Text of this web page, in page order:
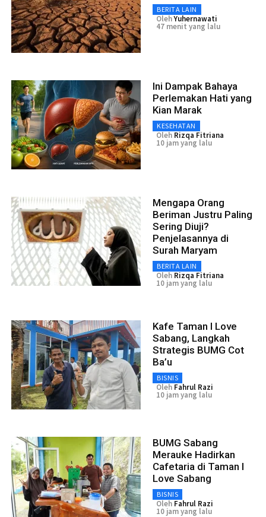
BERITA LAIN
OlehYuhernawati
47 menit yang lalu
Ini Dampak Bahaya
Perlemakan Hati yang
Kian Marak
KESEHATAN
Oleh Rizqa Fitriana
10 jam yang lalu
Mengapa Orang
Beriman Justru Paling
Sering Diuji?
Penjelasannya di
Surah Maryam
BERITA LAIN
Oleh Rizqa Fitriana
10 jam yang lalu
Kafe Taman I Love
Sabang, Langkah
Strategis BUMG Cot
Ba’u
BISNIS
Oleh Fahrul Razi
10 jam yang lalu
BUMG Sabang
Merauke Hadirkan
Cafetaria di Taman I
Love Sabang
BISNIS
Oleh Fahrul Razi
10 jam yang lalu